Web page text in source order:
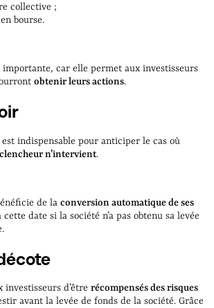
collective ;
bourse.
car elle permet aux investisseurs
obtenir leurs actions.
indispensable pour anticiper le cas où
n’intervient.
de la conversion automatique de ses
cette date si la société n’a pas obtenu sa levée
d’être récompensés des risques
avant la levée de fonds de la société. Grâce